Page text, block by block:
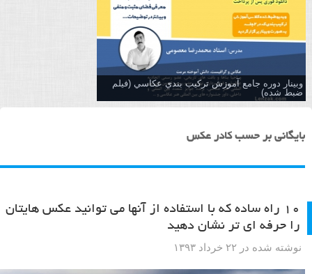
وبینار دوره جامع آموزش تركيب بندي عكاسي (فیلم
ضبط شده)
بایگانی بر حسب کادر عکس
۱۰ راه ساده که با استفاده از آنها می توانید عکس هایتان
را حرفه ای تر نشان دهید
نوشته شده در ۲۲ خرداد ۱۳۹۳